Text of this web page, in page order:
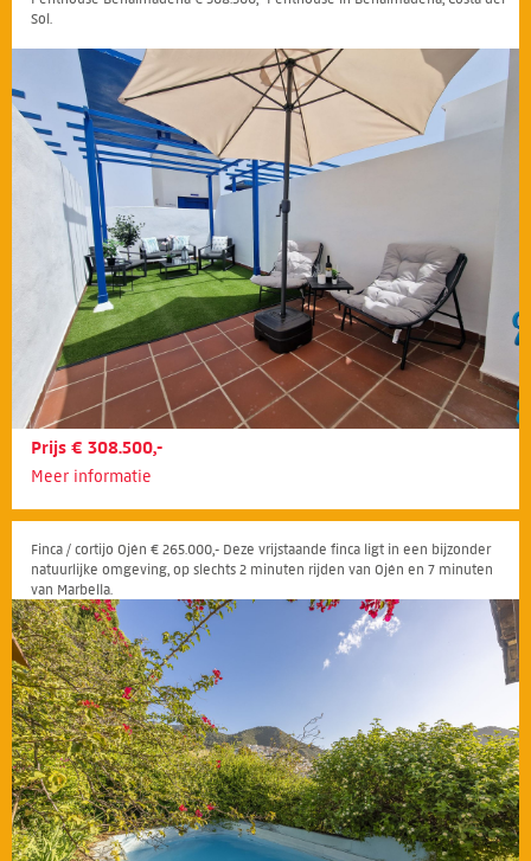
Sol.
Prijs € 308.500,-
Meer informatie
Finca / cortijo Ojén € 265.000,- Deze vrijstaande finca ligt in een bijzonder
natuurlijke omgeving, op slechts 2 minuten rijden van Ojén en 7 minuten
van Marbella.